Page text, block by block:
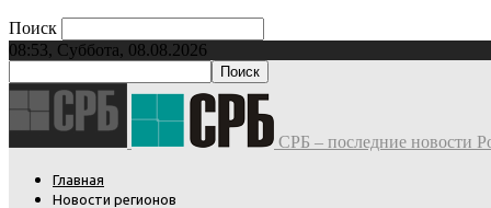
Поиск
08:53, Суббота, 08.08.2026
СРБ – последние новости
Главная
Новости регионов